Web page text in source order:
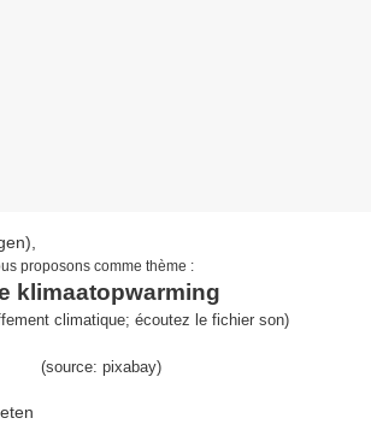
proposons comme thème :
klimaatopwarming
climatique; écoutez le fichier son)
(source: pixabay)